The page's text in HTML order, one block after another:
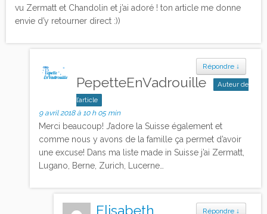
vu Zermatt et Chandolin et j’ai adoré ! ton article me donne
envie d’y retourner direct :))
Répondre ↓
PepetteEnVadrouille
Auteur de
l’article
9 avril 2018 à 10 h 05 min
Merci beaucoup! J’adore la Suisse également et
comme nous y avons de la famille ça permet d’avoir
une excuse! Dans ma liste made in Suisse j’ai Zermatt,
Lugano, Berne, Zurich, Lucerne…
Répondre ↓
Elisabeth